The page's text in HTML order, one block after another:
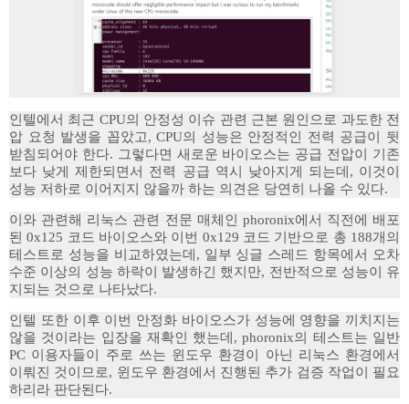
인텔에서 최근 CPU의 안정성 이슈 관련 근본 원인으로 과도한 전
압 요청 발생을 꼽았고, CPU의 성능은 안정적인 전력 공급이 뒷
받침되어야 한다. 그렇다면 새로운 바이오스는 공급 전압이 기존
보다 낮게 제한되면서 전력 공급 역시 낮아지게 되는데, 이것이
성능 저하로 이어지지 않을까 하는 의견은 당연히 나올 수 있다.
이와 관련해 리눅스 관련 전문 매체인 phoronix에서 직전에 배포
된 0x125 코드 바이오스와 이번 0x129 코드 기반으로 총 188개의
테스트로 성능을 비교하였는데, 일부 싱글 스레드 항목에서 오차
수준 이상의 성능 하락이 발생하긴 했지만, 전반적으로 성능이 유
지되는 것으로 나타났다.
인텔 또한 이후 이번 안정화 바이오스가 성능에 영향을 끼치지는
않을 것이라는 입장을 재확인 했는데, phoronix의 테스트는 일반
PC 이용자들이 주로 쓰는 윈도우 환경이 아닌 리눅스 환경에서
이뤄진 것이므로, 윈도우 환경에서 진행된 추가 검증 작업이 필요
하리라 판단된다.